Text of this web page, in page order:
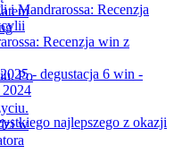
Po
i Mandrarossa: Recenzja
Recenzja win z
- degustacja 6 win -
najlepszego z okazji